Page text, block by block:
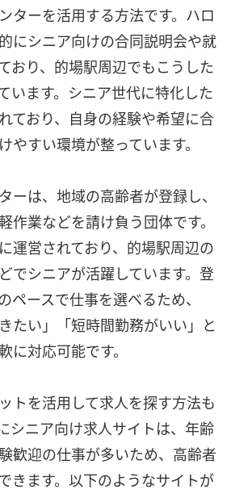
ターを活用する方法です。ハロ
にシニア向けの合同説明会や就
おり、的場駅周辺でもこうした
います。シニア世代に特化した
ており、自身の経験や希望に合
やすい環境が整っています。
ーは、地域の高齢者が登録し、
作業などを請け負う団体です。
運営されており、的場駅周辺の
でシニアが活躍しています。登
ペースで仕事を選べるため、
たい」「短時間勤務がいい」と
に対応可能です。
トを活用して求人を探す方法も
シニア向け求人サイトは、年齢
歓迎の仕事が多いため、高齢者
きます。以下のようなサイトが